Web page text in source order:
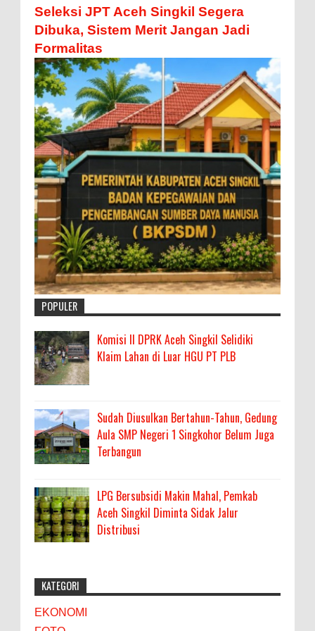
Seleksi JPT Aceh Singkil Segera
Dibuka, Sistem Merit Jangan Jadi
Formalitas
POPULER
Komisi II DPRK Aceh Singkil Selidiki
Klaim Lahan di Luar HGU PT PLB
Sudah Diusulkan Bertahun-Tahun, Gedung
Aula SMP Negeri 1 Singkohor Belum Juga
Terbangun
LPG Bersubsidi Makin Mahal, Pemkab
Aceh Singkil Diminta Sidak Jalur
Distribusi
KATEGORI
EKONOMI